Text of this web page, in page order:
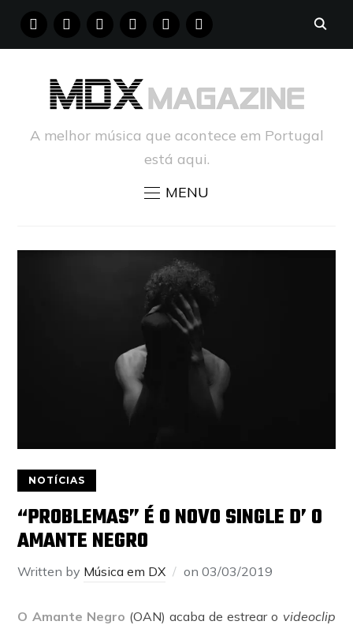
FACEBOOKINSTAGRAM
YOUTUBE PINTERESTTUMBLR
A melhor música que acontece em Portugal
está aqui.
MENU
NOTÍCIAS
“PROBLEMAS” É O NOVO SINGLE D’ O
AMANTE NEGRO
Written by Música em DX on03/03/2019
O Amante Negro (OAN) acaba de estrear o videoclip